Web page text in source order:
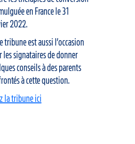
en France le 31
2022.
tribune est aussi l’occasion
les signataires de donner
conseils à des parents
à cette question.
la tribune ici